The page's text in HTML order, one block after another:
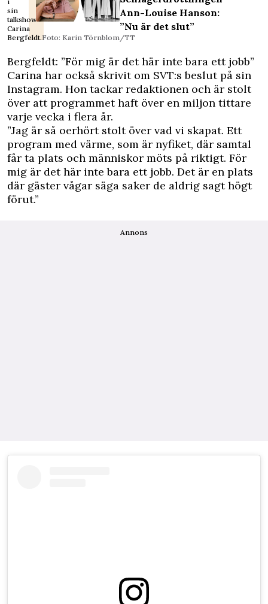
sin
talkshow
Carina
Bergfeldt.Foto: Karin Törnblom/TT
Ann-Louise Hanson:
”Nu är det slut”
Bergfeldt: ”För mig är det här inte bara ett jobb”
Carina har också skrivit om SVT:s beslut på sin
Instagram. Hon tackar redaktionen och är stolt
över att programmet haft över en miljon tittare
varje vecka i flera år.
”Jag är så oerhört stolt över vad vi skapat. Ett
program med värme, som är nyfiket, där samtal
får ta plats och människor möts på riktigt. För
mig är det här inte bara ett jobb. Det är en plats
där gäster vågar säga saker de aldrig sagt högt
förut.”
Annons